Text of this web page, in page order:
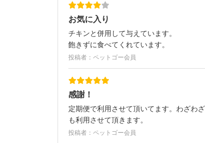
お気に入り
チキンと併用して与えています。
飽きずに食べてくれています。
投稿者：ペットゴー会員
感謝！
定期便で利用させて頂いてます。わざわ
も利用させて頂きます。
投稿者：ペットゴー会員